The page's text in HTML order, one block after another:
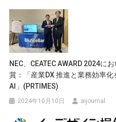
ン
NEC、CEATEC AWARD 2024に
賞：「産業DX 推進と業務効率
AI」(PRTIMES)
2024年10月10日 aijournal